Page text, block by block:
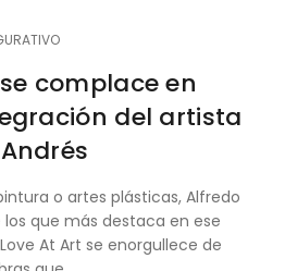
complace en
del artista
o artes plásticas, Alfredo
que más destaca en ese
At Art se enorgullece de